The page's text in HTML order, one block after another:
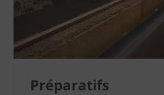
Préparatifs